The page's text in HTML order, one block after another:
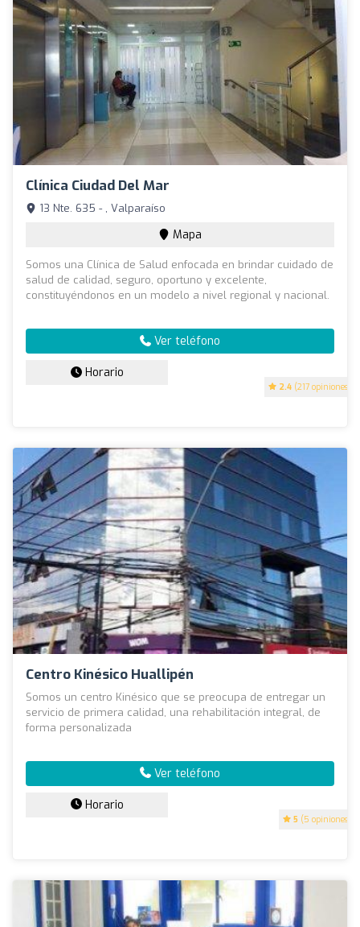
Clínica Ciudad Del Mar
2.4 (217 opiniones)
13 Nte. 635 - , Valparaíso
Mapa
Somos una Clínica de Salud enfocada en brindar cuidado de
salud de calidad, seguro, oportuno y excelente,
constituyéndonos en un modelo a nivel regional y nacional.
Ver teléfono
Horario
Centro Kinésico Huallipén
5 (5 opiniones)
Somos un centro Kinésico que se preocupa de entregar un
servicio de primera calidad, una rehabilitación integral, de
forma personalizada
Ver teléfono
Horario